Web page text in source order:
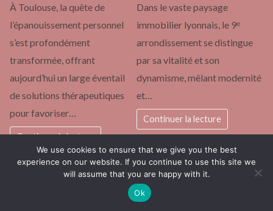
À Toulouse, la quête de
l’épanouissement personnel
s’est profondément
transformée, offrant
aujourd’hui un large éventail
de solutions thérapeutiques
pour favoriser…
Continuer la lecture
Dans le vaste paysage
immobilier lyonnais, le 9ᵉ
arrondissement se distingue
par sa vitalité et son
dynamisme, mêlant modernité
et…
Continuer la lecture
MARIAGE
Shampoing
MAISON
Débroussaillag
We use cookies to ensure that we give you the best
experience on our website. If you continue to use this site we
will assume that you are happy with it.
Ok